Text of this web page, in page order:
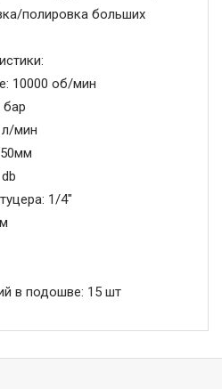
полировка больших
10000 об/мин
бар
л/мин
1/4"
в подошве: 15 шт